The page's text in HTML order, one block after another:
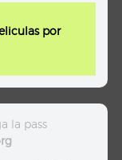
por
la pass